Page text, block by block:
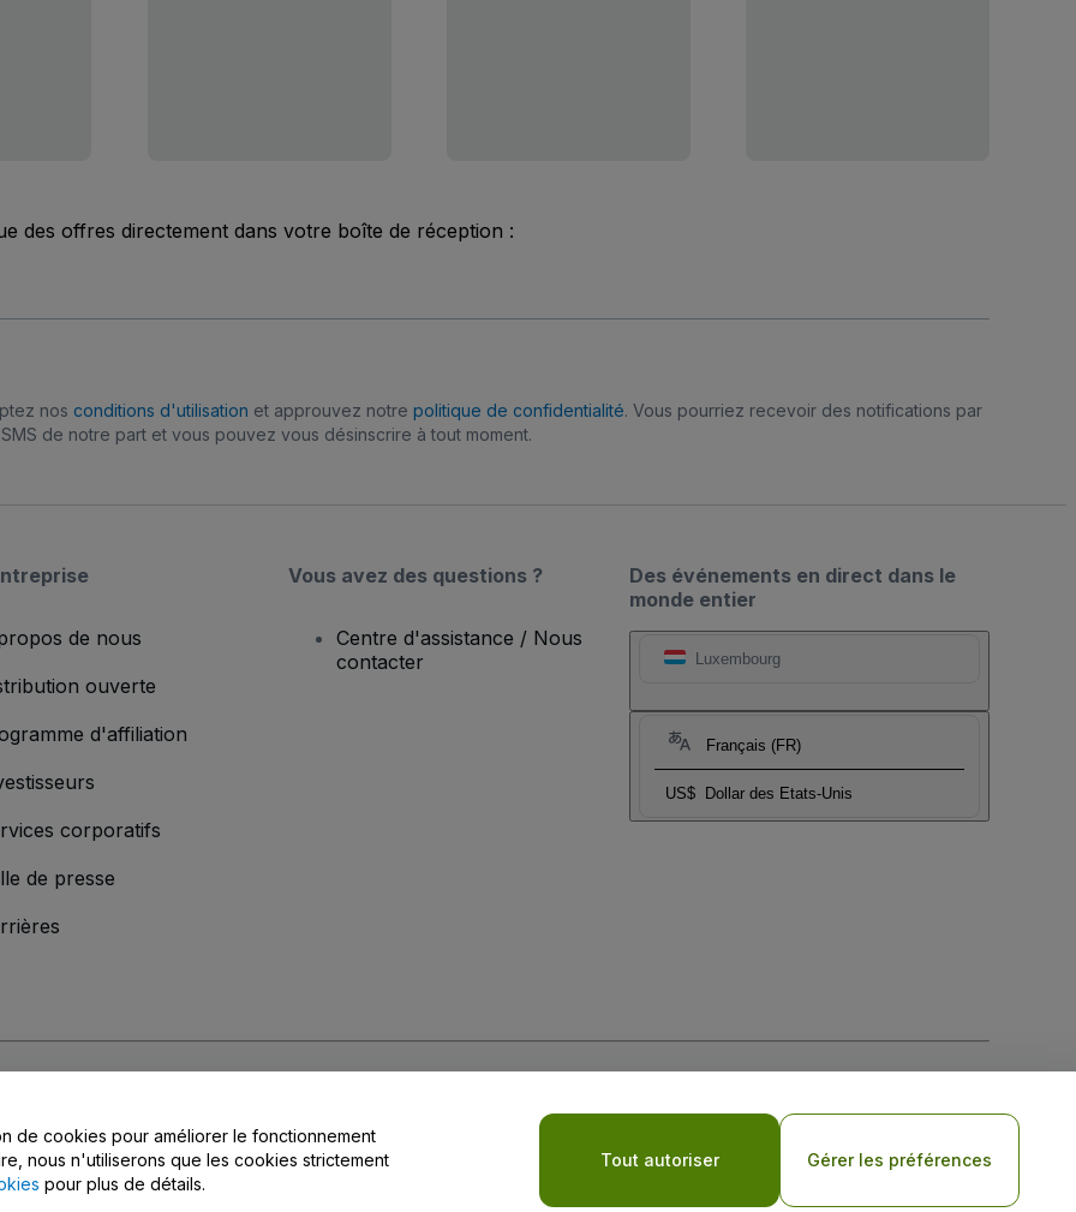
des offres directement dans votre boîte de réception :
nos conditions d'utilisation et approuvez notre politique de confidentialité. Vous pourriez recevoir des notifications par
SMS de notre part et vous pouvez vous désinscrire à tout moment.
Des événements en direct dans le
monde entier
Luxembourg
Français (FR)
US$ Dollar des Etats-Unis
de nous
ouverte
d'affiliation
corporatifs
de presse
Vous avez des questions ?
Centre d'assistance / Nous
contacter
Politique de confidentialité pour les appareils mobiles
de confidentialité
de cookies pour améliorer le fonctionnement
nous n'utiliserons que les cookies strictement
pour plus de détails.
Tout autoriser Gérer les préférences